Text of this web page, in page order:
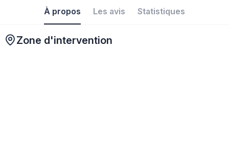
À propos Les avis Statistiques
Zone d'intervention